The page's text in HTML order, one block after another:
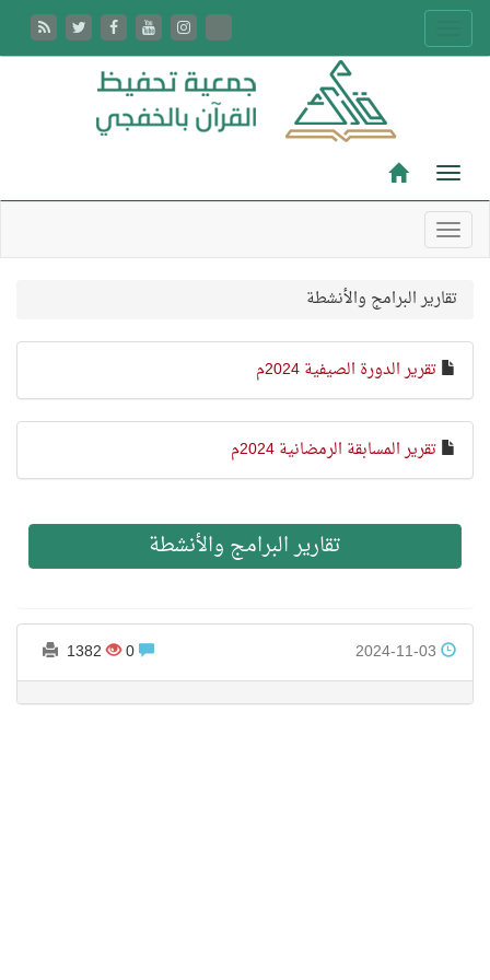
تقارير البرامج والأنشطة
تقرير الدورة الصيفية 2024م
تقرير المسابقة الرمضانية 2024م
تقارير البرامج والأنشطة
2024-11-03
1382